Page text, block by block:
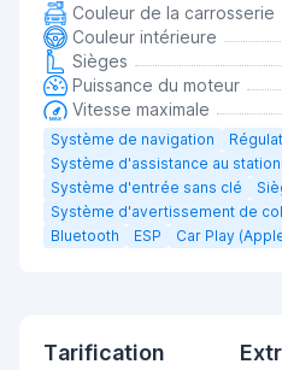
Couleur de la carrosserie
Couleur intérieure
Sièges
Puissance du moteur
Vitesse maximale
Système de navigation
Système d'assistance au
Système d'entrée sans clé
Système d'avertissement de
Bluetooth
ESP Car Play
Tarification